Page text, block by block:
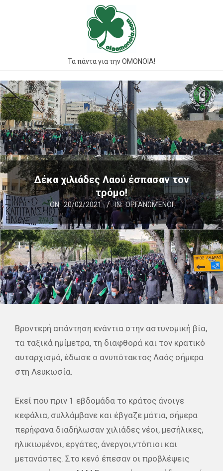
Τα πάντα για την ΟΜΟΝΟΙΑ!
Primary
Navigation
Menu
Δέκα χιλιάδες Λαού έσπασαν τον
τρόμο!
ON: 20/02/2021 IN: ΟΡΓΑΝΩΜΈΝΟΙ
Βροντερή απάντηση ενάντια στην αστυνομική βία,
τα ταξικά ημίμετρα, τη διαφθορά και τον κρατικό
αυταρχισμό, έδωσε ο ανυπότακτος Λαός σήμερα
στη Λευκωσία.
Εκεί που πριν 1 εβδομάδα το κράτος άνοιγε
κεφάλια, συλλάμβανε και έβγαζε μάτια, σήμερα
περήφανα διαδήλωσαν χιλιάδες νέοι, μεσήλικες,
ηλικιωμένοι, εργάτες, άνεργοι,ντόπιοι και
μετανάστες. Στο κενό έπεσαν οι προβλέψεις